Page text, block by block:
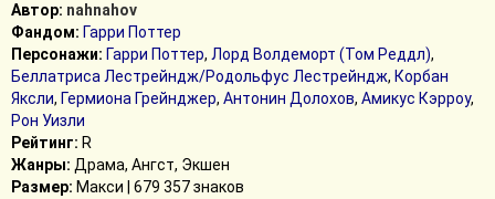
Автор: nahnahov
Фандом: Гарри Поттер
Персонажи: Гарри Поттер, Лорд Волдеморт (Том Реддл),
Беллатриса Лестрейндж/Родольфус Лестрейндж, Корбан
Яксли, Гермиона Грейнджер, Антонин Долохов, Амикус Кэрроу,
Рон Уизли
Рейтинг: R
Жанры: Драма, Ангст, Экшен
Размер: Макси | 679 357 знаков